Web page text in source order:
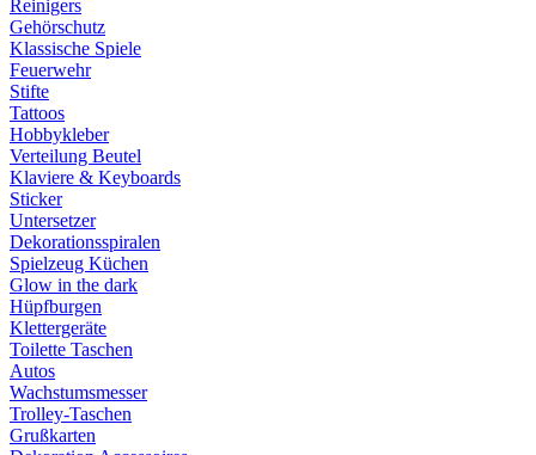
Reinigers
Gehörschutz
Klassische Spiele
Feuerwehr
Stifte
Tattoos
Hobbykleber
Verteilung Beutel
Klaviere & Keyboards
Sticker
Untersetzer
Dekorationsspiralen
Spielzeug Küchen
Glow in the dark
Hüpfburgen
Klettergeräte
Toilette Taschen
Autos
Wachstumsmesser
Trolley-Taschen
Grußkarten